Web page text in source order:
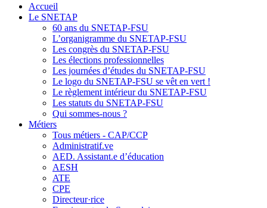
Accueil
Le SNETAP
60 ans du SNETAP-FSU
L’organigramme du SNETAP-FSU
Les congrès du SNETAP-FSU
Les élections professionnelles
Les journées d’études du SNETAP-FSU
Le logo du SNETAP-FSU se vêt en vert !
Le règlement intérieur du SNETAP-FSU
Les statuts du SNETAP-FSU
Qui sommes-nous ?
Métiers
Tous métiers - CAP/CCP
Administratif.ve
AED. Assistant.e d’éducation
AESH
ATE
CPE
Directeur·rice